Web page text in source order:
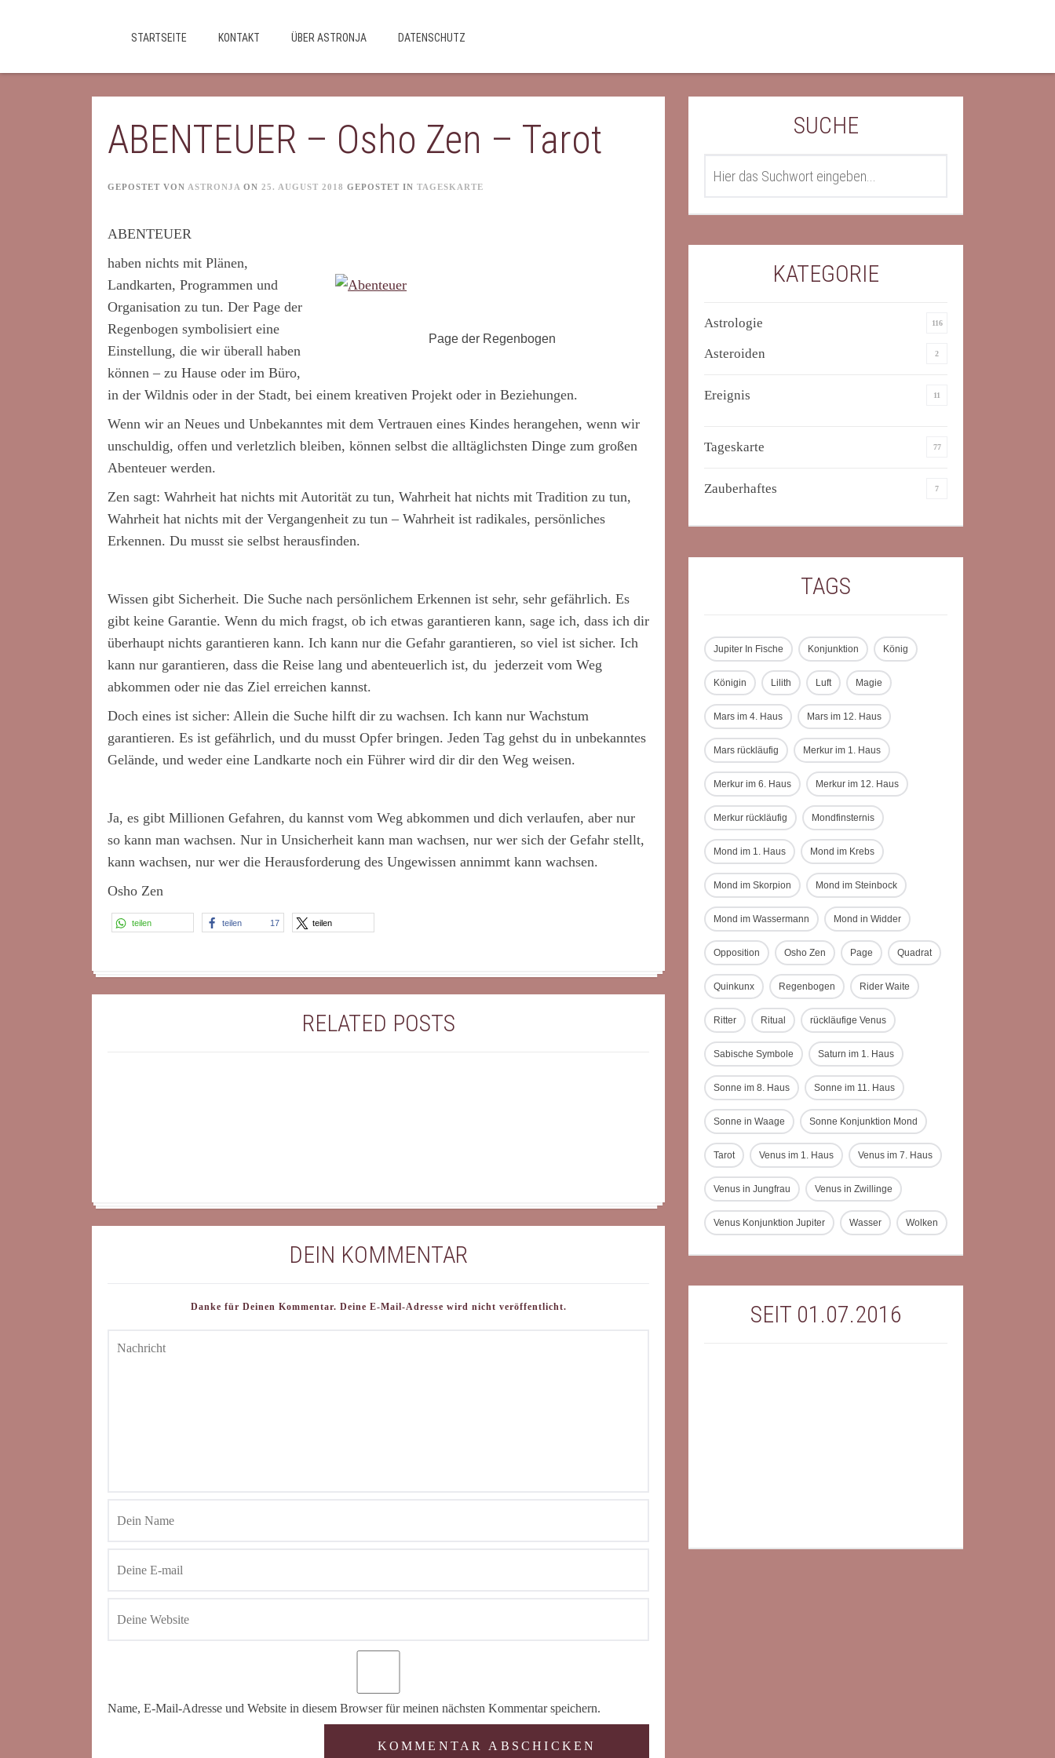
content
STARTSEITE KONTAKT ÜBER ASTRONJA DATENSCHUTZ
ABENTEUER – Osho Zen – Tarot
GEPOSTET VON ASTRONJA ON 25. AUGUST 2018 GEPOSTET IN TAGESKARTE
ABENTEUER
Page der Regenbogen
haben nichts mit Plänen,
Landkarten, Programmen und
Organisation zu tun. Der Page der
Regenbogen symbolisiert eine
Einstellung, die wir überall haben
können – zu Hause oder im Büro,
in der Wildnis oder in der Stadt, bei einem kreativen Projekt oder in Beziehungen.
Wenn wir an Neues und Unbekanntes mit dem Vertrauen eines Kindes herangehen, wenn wir
unschuldig, offen und verletzlich bleiben, können selbst die alltäglichsten Dinge zum großen
Abenteuer werden.
Zen sagt: Wahrheit hat nichts mit Autorität zu tun, Wahrheit hat nichts mit Tradition zu tun,
Wahrheit hat nichts mit der Vergangenheit zu tun – Wahrheit ist radikales, persönliches
Erkennen. Du musst sie selbst herausfinden.
Wissen gibt Sicherheit. Die Suche nach persönlichem Erkennen ist sehr, sehr gefährlich. Es
gibt keine Garantie. Wenn du mich fragst, ob ich etwas garantieren kann, sage ich, dass ich dir
überhaupt nichts garantieren kann. Ich kann nur die Gefahr garantieren, so viel ist sicher. Ich
kann nur garantieren, dass die Reise lang und abenteuerlich ist, du jederzeit vom Weg
abkommen oder nie das Ziel erreichen kannst.
Doch eines ist sicher: Allein die Suche hilft dir zu wachsen. Ich kann nur Wachstum
garantieren. Es ist gefährlich, und du musst Opfer bringen. Jeden Tag gehst du in unbekanntes
Gelände, und weder eine Landkarte noch ein Führer wird dir dir den Weg weisen.
Ja, es gibt Millionen Gefahren, du kannst vom Weg abkommen und dich verlaufen, aber nur
so kann man wachsen. Nur in Unsicherheit kann man wachsen, nur wer sich der Gefahr stellt,
kann wachsen, nur wer die Herausforderung des Ungewissen annimmt kann wachsen.
Osho Zen
teilen teilen 17 teilen
RELATED POSTS
DEIN KOMMENTAR
Danke für Deinen Kommentar. Deine E-Mail-Adresse wird nicht veröffentlicht.
Name, E-Mail-Adresse und Website in diesem Browser für meinen nächsten Kommentar speichern.
SUCHE
KATEGORIE
Astrologie 116
Asteroiden 2
Ereignis 11
Tageskarte 77
Zauberhaftes 7
TAGS
Jupiter In Fische Konjunktion König
Königin Lilith Luft Magie
Mars im 4. Haus Mars im 12. Haus
Mars rückläufig Merkur im 1. Haus
Merkur im 6. Haus Merkur im 12. Haus
Merkur rückläufig Mondfinsternis
Mond im 1. Haus Mond im Krebs
Mond im Skorpion Mond im Steinbock
Mond im Wassermann Mond in Widder
Opposition Osho Zen Page Quadrat
Quinkunx Regenbogen Rider Waite
Ritter Ritual rückläufige Venus
Sabische Symbole Saturn im 1. Haus
Sonne im 8. Haus Sonne im 11. Haus
Sonne in Waage Sonne Konjunktion Mond
Tarot Venus im 1. Haus Venus im 7. Haus
Venus in Jungfrau Venus in Zwillinge
Venus Konjunktion Jupiter Wasser Wolken
SEIT 01.07.2016